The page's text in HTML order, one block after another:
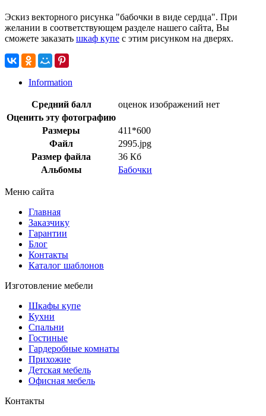
Эскиз векторного рисунка "бабочки в виде сердца". При
желании в соответствующем разделе нашего сайта, Вы
сможете заказать шкаф купе с этим рисунком на дверях.
Information
Средний балл
оценок изображений нет
Оценить эту фотографию
Размеры
411*600
Файл
2995.jpg
Размер файла
36 Кб
Альбомы
Бабочки
Меню сайта
Главная
Заказчику
Гарантии
Блог
Контакты
Каталог шаблонов
Изготовление мебели
Шкафы купе
Кухни
Спальни
Гостиные
Гардеробные комнаты
Прихожие
Детская мебель
Офисная мебель
Контакты